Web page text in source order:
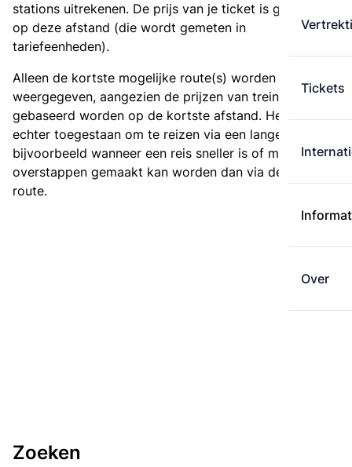
Tickets
Over
stations uitrekenen. De prijs van je ticket is gebaseerd
op deze afstand (die wordt gemeten in
tariefeenheden).
Alleen de kortste mogelijke route(s) worden
weergegeven, aangezien de prijzen van treintickets
gebaseerd worden op de kortste afstand. Het is
echter toegestaan om te reizen via een langere route,
bijvoorbeeld wanneer een reis sneller is of met minder
overstappen gemaakt kan worden dan via de kortste
route.
Zoeken